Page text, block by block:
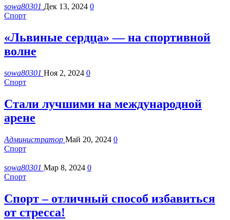
sowa80301 Дек 13, 2024 0
Спорт
«Львиные сердца» — на спортивной
волне
sowa80301 Ноя 2, 2024 0
Спорт
Стали лучшими на международной
арене
Администратор Май 20, 2024 0
Спорт
sowa80301 Мар 8, 2024 0
Спорт
Спорт – отличный способ избавиться
от стресса!